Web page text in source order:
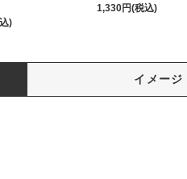
)
1,330円(税込)
イメージ